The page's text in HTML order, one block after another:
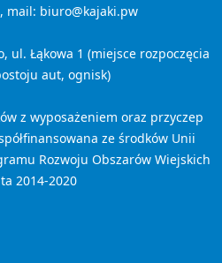
mail: biuro@kajaki.pw
ul. Łąkowa 1 (miejsce rozpoczęcia
aut, ognisk)
z wyposażeniem oraz przyczep
ze środków Unii
Rozwoju Obszarów Wiejskich
2014-2020